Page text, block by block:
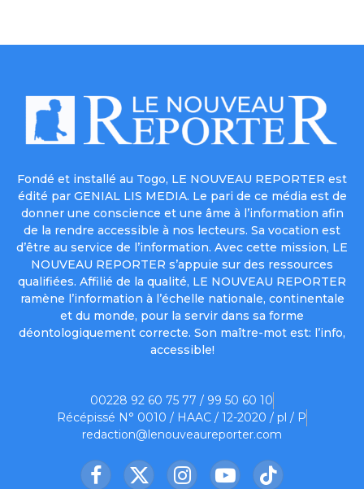
Fondé et installé au Togo, LE NOUVEAU REPORTER est
édité par GENIAL LIS MEDIA. Le pari de ce média est de
donner une conscience et une âme à l’information afin
de la rendre accessible à nos lecteurs. Sa vocation est
d’être au service de l’information. Avec cette mission, LE
NOUVEAU REPORTER s’appuie sur des ressources
qualifiées. Affilié de la qualité, LE NOUVEAU REPORTER
ramène l’information à l’échelle nationale, continentale
et du monde, pour la servir dans sa forme
déontologiquement correcte. Son maître-mot est: l’info,
accessible!
00228 92 60 75 77 / 99 50 60 10
Récépissé N° 0010 / HAAC / 12-2020 / pl / P
redaction@lenouveaureporter.com
Facebook
X InstagramYouTubeTikTok